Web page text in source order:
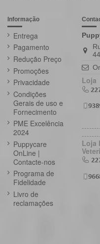
Informação
Entrega
Pagamento
Redução Preço
Promoções
Privacidade
Condições
Gerais de uso e
Fornecimento
PME Excelência
2024
Puppycare
OnLine |
Contacte-nos
Programa de
Fidelidade
Livro de
reclamações
Loja